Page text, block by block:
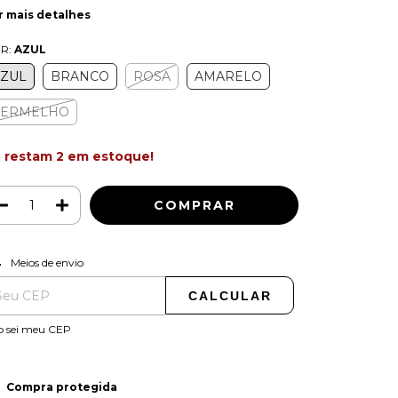
mais detalhes
AZUL
BRANCO ROSA AMARELO
restam 2 em estoque!
para o CEP:
Meios de envio
CALCULAR
sei meu CEP
Compra protegida